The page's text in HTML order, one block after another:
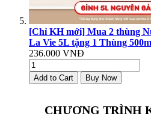
[Chỉ KH mới] Mua 2 thùng
La Vie 5L tặng 1 Thùng
236.000 VNĐ
Add to Cart Buy Now
CHƯƠNG TRÌNH